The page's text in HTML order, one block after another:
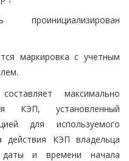
маркировка с учетным
максимально
КЭП, установленный
для используемого
действия КЭП владельца
даты и времени начала